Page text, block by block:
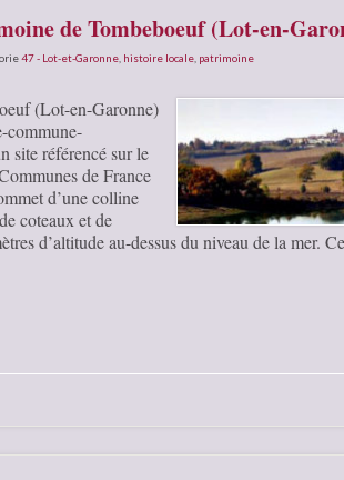
de Tombeboeuf (Lot-en-
47 - Lot-et-Garonne histoire locale patrimoine
(Lot-en-Garonne)
commune-
site référencé sur le
de France
d’une colline
coteaux et de
d’altitude au-dessus du niveau de la mer.